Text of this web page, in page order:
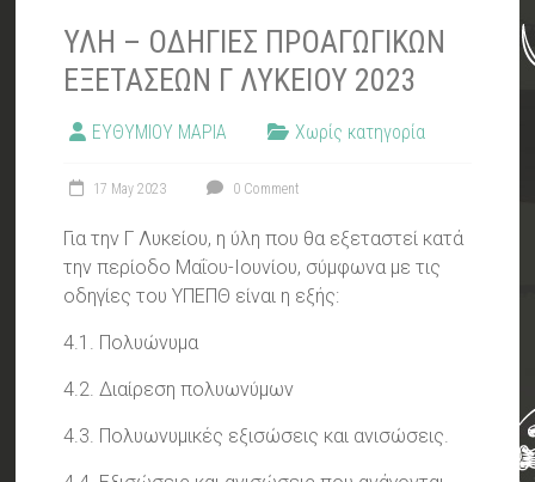
ΥΛΗ – ΟΔΗΓΙΕΣ ΠΡΟΑΓΩΓΙΚΩΝ
ΕΞΕΤΑΣΕΩΝ Γ ΛΥΚΕΙΟΥ 2023
ΕΥΘΥΜΙΟΥ ΜΑΡΙΑ Χωρίς κατηγορία
17 May 2023 0 Comment
Για την Γ Λυκείου, η ύλη που θα εξεταστεί κατά
την περίοδο Μαΐου-Ιουνίου, σύμφωνα με τις
οδηγίες του ΥΠΕΠΘ είναι η εξής:
4.1. Πολυώνυμα
4.2. Διαίρεση πολυωνύμων
4.3. Πολυωνυμικές εξισώσεις και ανισώσεις.